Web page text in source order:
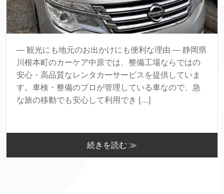
― 観光にも地元のお出かけにも便利な理由 ― 静岡県
川根本町のカーケア中原では、整備工場ならではの
安心・高品質なレンタカーサービスを提供していま
す。車検・整備のプロが管理している車なので、急
な旅の移動でも安心して利用でき […]
続きを読む ≫